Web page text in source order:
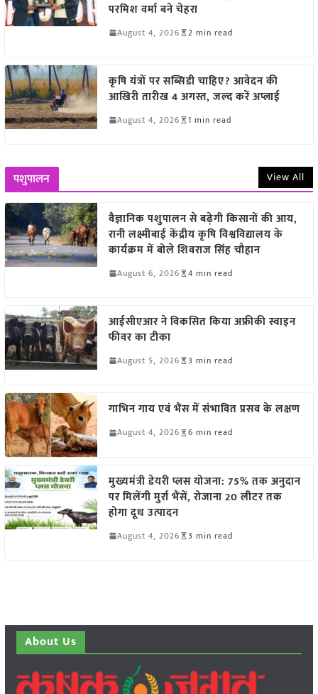
परमिश वर्मा बने चेहरा
August 4, 2026 2 min read
कृषि यंत्रों पर सब्सिडी चाहिए? आवेदन की
आखिरी तारीख 4 अगस्त, जल्द करें अप्लाई
August 4, 2026 1 min read
पशुपालन View All
वैज्ञानिक पशुपालन से बढ़ेगी किसानों की आय,
रानी लक्ष्मीबाई केंद्रीय कृषि विश्वविद्यालय के
कार्यक्रम में बोले शिवराज सिंह चौहान
August 6, 2026 4 min read
आईसीएआर ने विकसित किया अफ्रीकी स्वाइन
फीवर का टीका
August 5, 2026 3 min read
गाभिन गाय एवं भैंस में संभावित प्रसव के लक्षण
August 4, 2026 6 min read
मुख्यमंत्री डेयरी प्लस योजना: 75% तक अनुदान
पर मिलेंगी मुर्रा भैंसें, रोजाना 20 लीटर तक
होगा दूध उत्पादन
August 4, 2026 3 min read
About Us